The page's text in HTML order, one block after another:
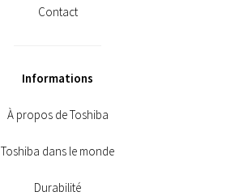
Contact
Informations
À propos de Toshiba
Toshiba dans le monde
Durabilité